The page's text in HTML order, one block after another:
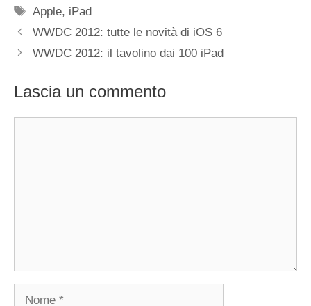
Tag
Apple, iPad
WWDC 2012: tutte le novità di iOS 6
WWDC 2012: il tavolino dai 100 iPad
Lascia un commento